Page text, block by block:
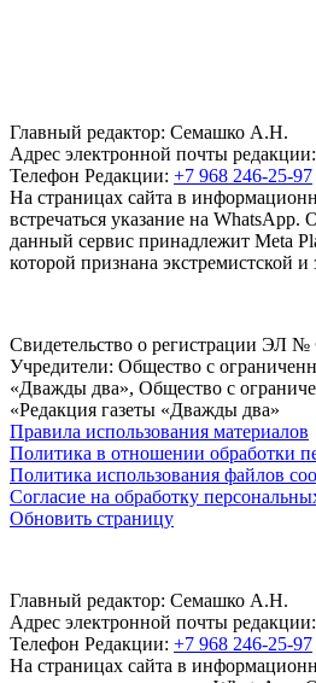
Главный редактор: Семашко А.Н.
Адрес электронной почты редакции:
Телефон Редакции: +7 968 246-25-97
На страницах сайта в
встречаться указание на
данный сервис принадлежит Meta
которой признана экстремистской
Свидетельство о регистрации ЭЛ
Учредители: Общество с
«Дважды два», Общество с
«Редакция газеты «Дважды два»
Правила использования материалов
Политика в отношении обработки
Политика использования файлов
Согласие на обработку
Обновить страницу
Главный редактор: Семашко А.Н.
Адрес электронной почты редакции:
Телефон Редакции: +7 968 246-25-97
На страницах сайта в